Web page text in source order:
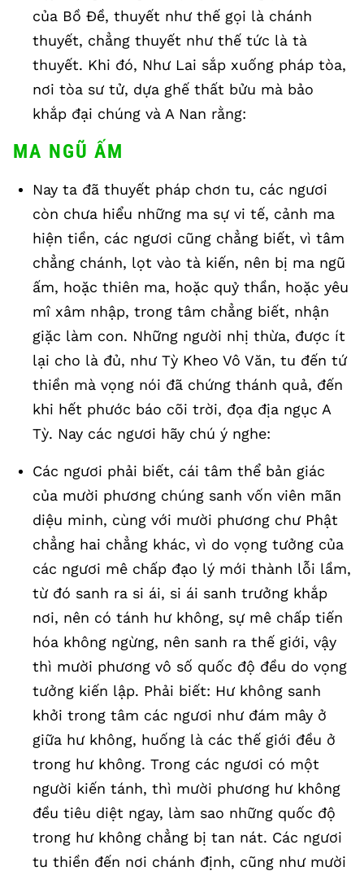
của Bồ Đề, thuyết như thế gọi là chánh
thuyết, chẳng thuyết như thế tức là tà
thuyết. Khi đó, Như Lai sắp xuống pháp tòa,
nơi tòa sư tử, dựa ghế thất bửu mà bảo
khắp đại chúng và A Nan rằng:
MA NGŨ ẤM
Nay ta đã thuyết pháp chơn tu, các ngươi
còn chưa hiểu những ma sự vi tế, cảnh ma
hiện tiền, các ngươi cũng chẳng biết, vì tâm
chẳng chánh, lọt vào tà kiến, nên bị ma ngũ
ấm, hoặc thiên ma, hoặc quỷ thần, hoặc yêu
mî xâm nhập, trong tâm chẳng biết, nhận
giặc làm con. Những người nhị thừa, được ít
lại cho là đủ, như Tỳ Kheo Vô Văn, tu đến tứ
thiền mà vọng nói đã chứng thánh quả, đến
khi hết phước báo cõi trời, đọa địa ngục A
Tỳ. Nay các ngươi hãy chú ý nghe:
Các ngươi phải biết, cái tâm thể bản giác
của mười phương chúng sanh vốn viên mãn
diệu minh, cùng với mười phương chư Phật
chẳng hai chẳng khác, vì do vọng tưởng của
các ngươi mê chấp đạo lý mới thành lỗi lầm,
từ đó sanh ra si ái, si ái sanh trưởng khắp
nơi, nên có tánh hư không, sự mê chấp tiến
hóa không ngừng, nên sanh ra thế giới, vậy
thì mười phương vô số quốc độ đều do vọng
tưởng kiến lập. Phải biết: Hư không sanh
khởi trong tâm các ngươi như đám mây ở
giữa hư không, huống là các thế giới đều ở
trong hư không. Trong các ngươi có một
người kiến tánh, thì mười phương hư không
đều tiêu diệt ngay, làm sao những quốc độ
trong hư không chẳng bị tan nát. Các ngươi
tu thiền đến nơi chánh định, cũng như mười